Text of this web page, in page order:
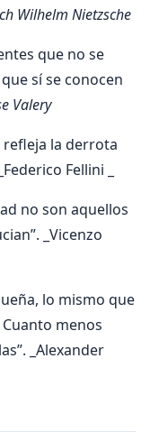
Wilhelm Nietzsche
que no se
sí se conocen
Valery
refleja la derrota
Fellini _
no son aquellos
_Vicenzo
lo mismo que
menos
_Alexander